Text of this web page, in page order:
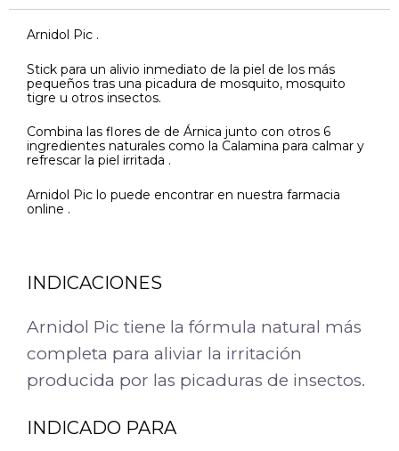
Arnidol Pic .
Stick para un alivio inmediato de la piel de los más
pequeños tras una picadura de mosquito, mosquito
tigre u otros insectos.
Combina las flores de de Árnica junto con otros 6
ingredientes naturales como la Calamina para calmar y
refrescar la piel irritada .
Arnidol Pic lo puede encontrar en nuestra farmacia
online .
INDICACIONES
Arnidol Pic tiene la fórmula natural más
completa para aliviar la irritación
producida por las picaduras de insectos.
INDICADO PARA